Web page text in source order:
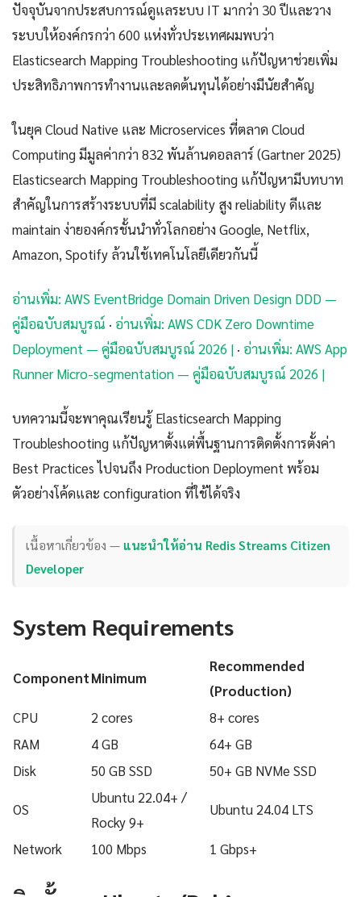
ปัจจุบันจากประสบการณ์ดูแลระบบ IT มากว่า 30 ปีและวาง
ระบบให้องค์กรกว่า 600 แห่งทั่วประเทศผมพบว่า
Elasticsearch Mapping Troubleshooting แก้ปัญหาช่วยเพิ่ม
ประสิทธิภาพการทำงานและลดต้นทุนได้อย่างมีนัยสำคัญ
ในยุค Cloud Native และ Microservices ที่ตลาด Cloud
Computing มีมูลค่ากว่า 832 พันล้านดอลลาร์ (Gartner 2025)
Elasticsearch Mapping Troubleshooting แก้ปัญหามีบทบาท
สำคัญในการสร้างระบบที่มี scalability สูง reliability ดีและ
maintain ง่ายองค์กรชั้นนำทั่วโลกอย่าง Google, Netflix,
Amazon, Spotify ล้วนใช้เทคโนโลยีเดียวกันนี้
อ่านเพิ่ม: AWS EventBridge Domain Driven Design DDD —
คู่มือฉบับสมบูรณ์ · อ่านเพิ่ม: AWS CDK Zero Downtime
Deployment — คู่มือฉบับสมบูรณ์ 2026 | · อ่านเพิ่ม: AWS App
Runner Micro-segmentation — คู่มือฉบับสมบูรณ์ 2026 |
บทความนี้จะพาคุณเรียนรู้ Elasticsearch Mapping
Troubleshooting แก้ปัญหาตั้งแต่พื้นฐานการติดตั้งการตั้งค่า
Best Practices ไปจนถึง Production Deployment พร้อม
ตัวอย่างโค้ดและ configuration ที่ใช้ได้จริง
เนื้อหาเกี่ยวข้อง — แนะนำให้อ่าน Redis Streams Citizen
Developer
System Requirements
ComponentMinimum
Recommended
(Production)
CPU
2 cores
8+ cores
RAM
4 GB
64+ GB
Disk
50 GB SSD 50+ GB NVMe SSD
OS
Ubuntu 22.04+ /
Rocky 9+
Ubuntu 24.04 LTS
Network 100 Mbps 1 Gbps+